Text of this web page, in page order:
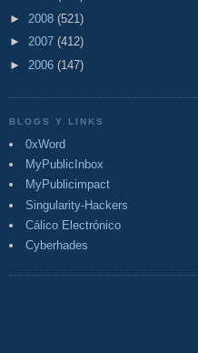
► 2008 (521)
► 2007 (412)
► 2006 (147)
BLOGS Y LINKS
0xWord
MyPublicInbox
MyPublicimpact
Singularity-Hackers
Cálico Electrónico
Cyberhades